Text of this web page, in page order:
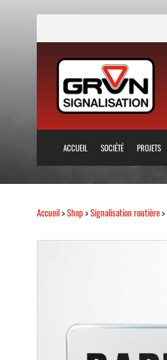
ACCUEIL SOCIÉTÉ PROJETS
Accueil>Shop>Signalisation routière>